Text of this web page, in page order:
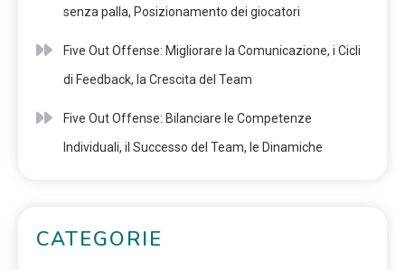
senza palla, Posizionamento dei giocatori
Five Out Offense: Migliorare la Comunicazione, i Cicli
di Feedback, la Crescita del Team
Five Out Offense: Bilanciare le Competenze
Individuali, il Successo del Team, le Dinamiche
CATEGORIE